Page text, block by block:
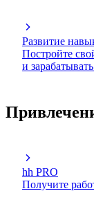
Развитие
Постройте
и
hh PRO
Получите